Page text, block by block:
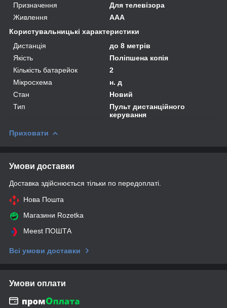
Призначення
Для телевізора
Живлення
AAA
Користувальницькі характеристики
Дистанція
до 8 метрів
Якість
Поліпшена копія
Кількість батарейок
2
Мікросхема
н. д
Стан
Новий
Тип
Пульт дистанційного
керування
Приховати
Умови доставки
Доставка здійснюється тільки по передоплаті.
Нова Пошта
Магазини Rozetka
Meest ПОШТА
Всі умови доставки
Умови оплати